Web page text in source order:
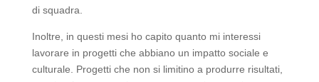
di squadra.
Inoltre, in questi mesi ho capito quanto mi interessi
lavorare in progetti che abbiano un impatto sociale e
culturale. Progetti che non si limitino a produrre risultati,